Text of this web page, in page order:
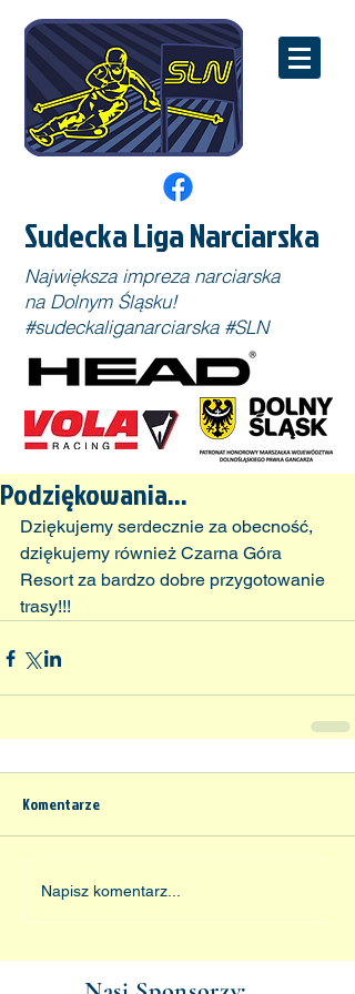
Sudecka Liga Narciarska
Największa impreza narciarska
na Dolnym Śląsku!
#sudeckaliganarciarska #SLN
Podziękowania...
Dziękujemy serdecznie za obecność,
dziękujemy również Czarna Góra
Resort za bardzo dobre przygotowanie
trasy!!!
Komentarze
Napisz komentarz...